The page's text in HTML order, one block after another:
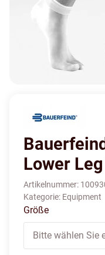
Lower
Artikelnummer:
Kategorie: Equipment
Größe
Bitte wählen Sie